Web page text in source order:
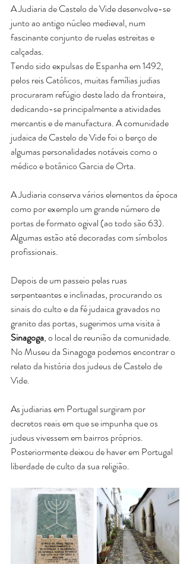
A Judiaria de Castelo de Vide desenvolve-se
junto ao antigo núcleo medieval, num
fascinante conjunto de ruelas estreitas e
calçadas.
Tendo sido expulsas de Espanha em 1492,
pelos reis Católicos, muitas famílias judias
procuraram refúgio deste lado da fronteira,
dedicando-se principalmente a atividades
mercantis e de manufactura. A comunidade
judaica de Castelo de Vide foi o berço de
algumas personalidades notáveis como o
médico e botânico Garcia de Orta.
A Judiaria conserva vários elementos da época
como por exemplo um grande número de
portas de formato ogival (ao todo são 63).
Algumas estão até decoradas com símbolos
profissionais.
Depois de um passeio pelas ruas
serpenteantes e inclinadas, procurando os
sinais do culto e da fé judaica gravados no
granito das portas, sugerimos uma visita à
Sinagoga, o local de reunião da comunidade.
No Museu da Sinagoga podemos encontrar o
relato da história dos judeus de Castelo de
Vide.
As judiarias em Portugal surgiram por
decretos reais em que se impunha que os
judeus vivessem em bairros próprios.
Posteriormente deixou de haver em Portugal
liberdade de culto da sua religião.